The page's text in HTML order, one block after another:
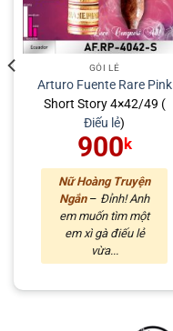
GÓI LẺ
Arturo Fuente Rare Pink
Short Story 4×42/49 (
Điếu lẻ)
900 k
Nữ Hoàng Truyện
Ngắn– Đỉnh! Anh
em muốn tìm một
em xì gà điếu lẻ
vừa...